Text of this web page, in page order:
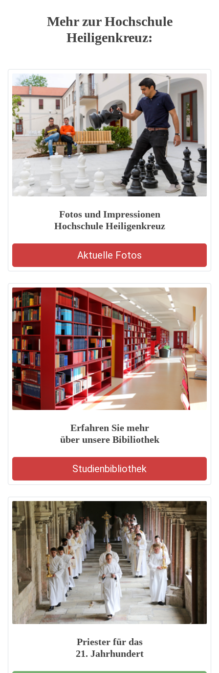
Mehr zur Hochschule
Heiligenkreuz:
Fotos und Impressionen
Hochschule Heiligenkreuz
Aktuelle Fotos
Erfahren Sie mehr
über unsere Bibiliothek
Studienbibliothek
Priester für das
21. Jahrhundert